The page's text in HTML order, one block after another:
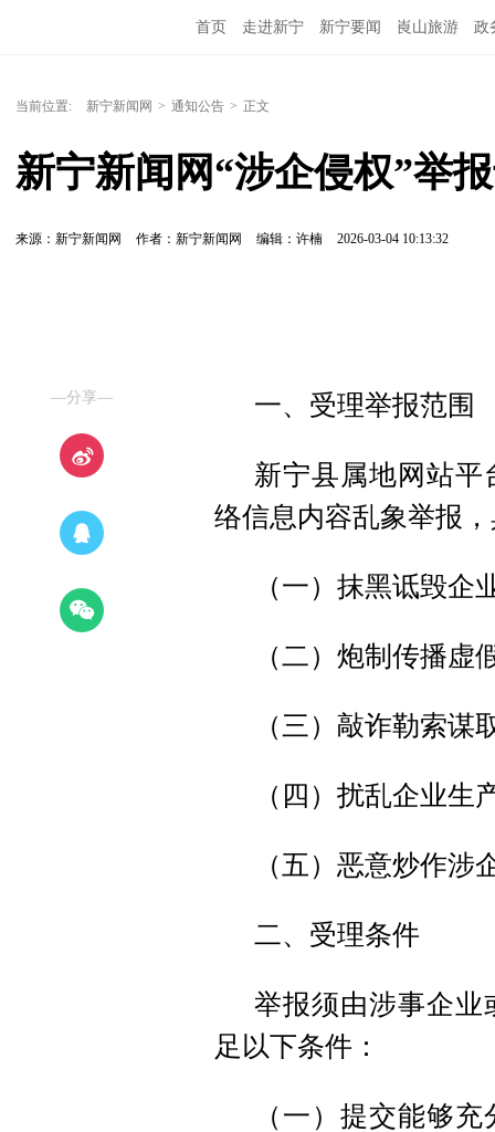
首页 走进新宁 新宁要闻 崀山旅游 政
当前位置: 新宁新闻网 > 通知公告 > 正文
新宁新闻网“涉企侵权”举
来源：新宁新闻网 作者：新宁新闻网 编辑：许楠 2026-03-04 10:13:32
—分享— 一、受理举报范围
新宁县属地网站
络信息内容乱象举报
（一）抹黑诋毁企
（二）炮制传播虚
（三）敲诈勒索谋
（四）扰乱企业生
（五）恶意炒作涉
二、受理条件
举报须由涉事企业
足以下条件：
（一）提交能够